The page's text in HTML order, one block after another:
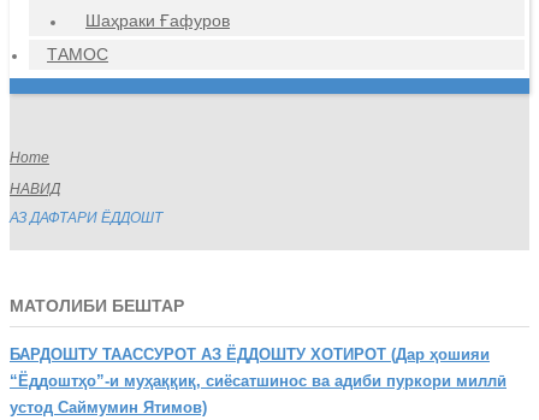
Шаҳраки Ғафуров
ТАМОС
Home
НАВИД
АЗ ДАФТАРИ ЁДДОШТ
МАТОЛИБИ БЕШТАР
БАРДОШТУ ТААССУРОТ АЗ ЁДДОШТУ ХОТИРОТ (Дар ҳошияи
“Ёддоштҳо”-и муҳаққиқ, сиёсатшинос ва адиби пуркори миллӣ
устод Саймумин Ятимов)